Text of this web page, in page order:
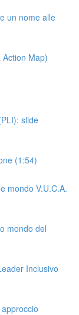
un nome alle
Map)
slide
(1:54)
mondo V.U.C.A.
mondo del
Inclusivo